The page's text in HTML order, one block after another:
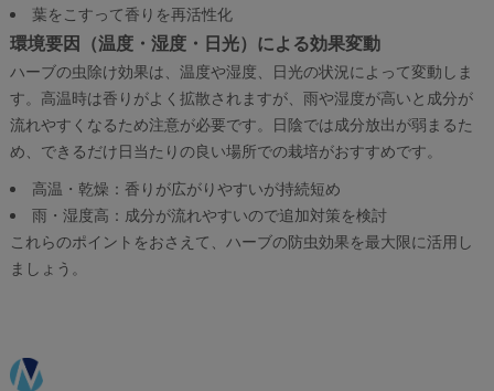
葉をこすって香りを再活性化
環境要因（温度・湿度・日光）による効果変動
ハーブの虫除け効果は、温度や湿度、日光の状況によって変動しま
す。高温時は香りがよく拡散されますが、雨や湿度が高いと成分が
流れやすくなるため注意が必要です。日陰では成分放出が弱まるた
め、できるだけ日当たりの良い場所での栽培がおすすめです。
高温・乾燥：香りが広がりやすいが持続短め
雨・湿度高：成分が流れやすいので追加対策を検討
これらのポイントをおさえて、ハーブの防虫効果を最大限に活用し
ましょう。